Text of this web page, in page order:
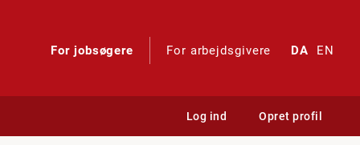
For jobsøgere For arbejdsgivere DA EN
Log ind Opret profil